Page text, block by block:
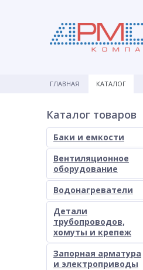
ГЛАВНАЯ КАТАЛОГ
Каталог товаров
Баки и емкости
Вентиляционное
оборудование
Водонагреватели
Детали
трубопроводов,
хомуты и крепеж
Запорная арматура
и электроприводы